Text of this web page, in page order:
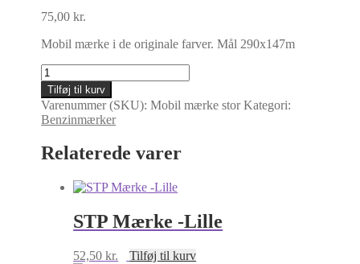
75,00kr.
Mobil mærke i de originale farver. Mål 290x147m
Mobil
Mærke
-
Stor
antal
Tilføj til kurv
Varenummer (SKU):Mobil mærke stor Kategori:
Benzinmærker
Relaterede varer
STP Mærke -Lille
52,50kr. Tilføj til kurv